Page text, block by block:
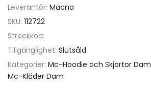
Leverantör: Macna
SKU: 112722
Streckkod:
Tillgänglighet: Slutsåld
Kategorier: Mc-Hoodie och Skjortor Dam
Mc-Kläder Dam